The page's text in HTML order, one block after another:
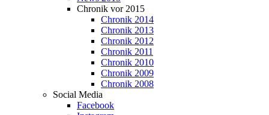
Chronik vor 2015
Chronik 2014
Chronik 2013
Chronik 2012
Chronik 2011
Chronik 2010
Chronik 2009
Chronik 2008
Social Media
Facebook